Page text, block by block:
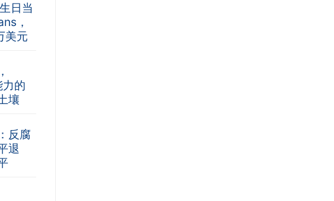
日当
，
美元
的
壤
反腐
退